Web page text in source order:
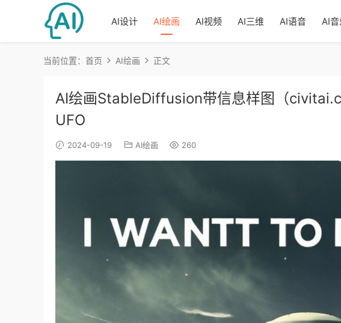
AI设计 AI绘画 AI视频 AI三维 AI语音 AI音
当前位置： 首页 AI绘画 正文
AI绘画StableDiffusion带信息样图（
UFO
2024-09-19 AI绘画 260